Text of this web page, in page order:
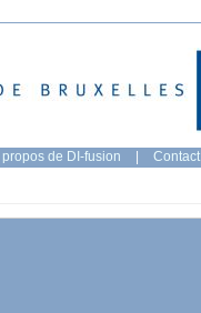
propos de DI-fusion | Contact